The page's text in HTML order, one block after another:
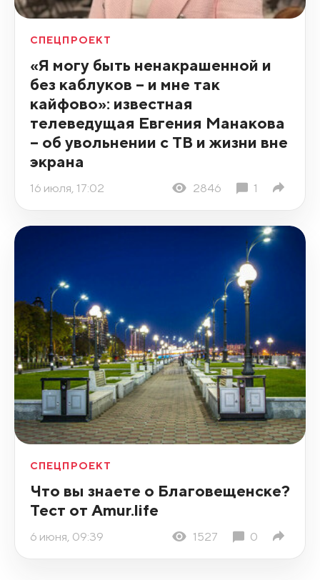
СПЕЦПРОЕКТ
«Я могу быть ненакрашенной и
без каблуков – и мне так
кайфово»: известная
телеведущая Евгения Манакова
– об увольнении с ТВ и жизни вне
экрана
16 июля, 17:02 2846 1
СПЕЦПРОЕКТ
Что вы знаете о Благовещенске?
Тест от Amur.life
6 июня, 09:39 1527 0